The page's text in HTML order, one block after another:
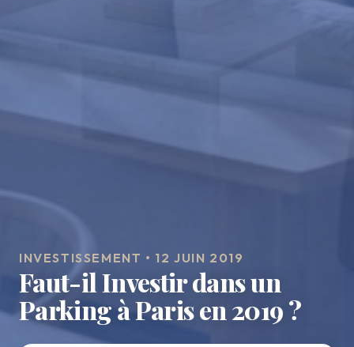
INVESTISSEMENT • 12 JUIN 2019
Faut-il Investir dans un
Parking à Paris en 2019 ?